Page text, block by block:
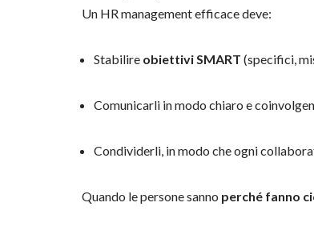
Un HR management efficace deve:
Stabilire obiettivi SMART (specifici,
Comunicarli in modo chiaro e
Condividerli, in modo che ogni
Quando le persone sanno perché fanno